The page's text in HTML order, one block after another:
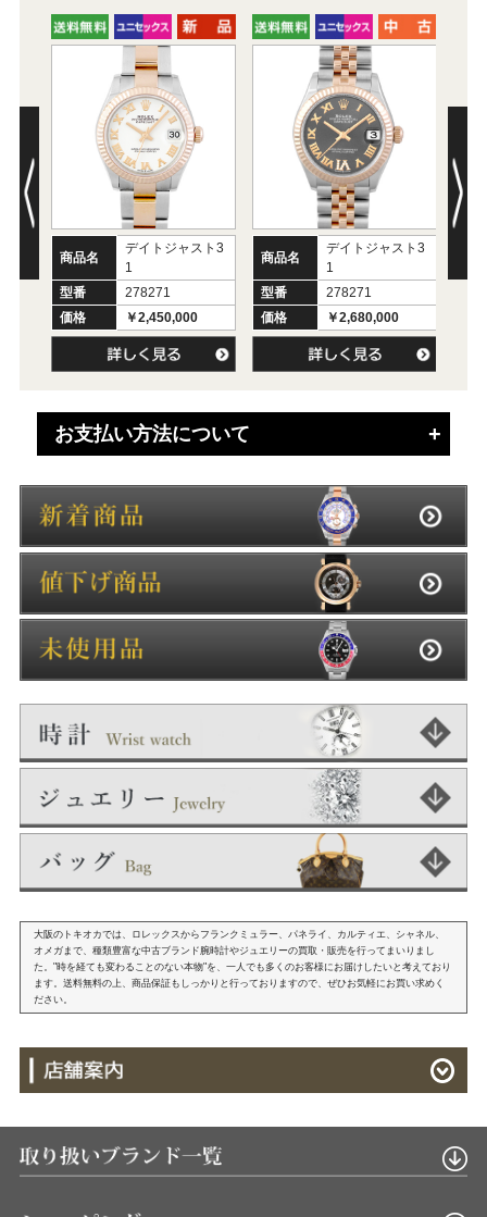
商品名
デイトジャスト3
1
型番
278271
価格
￥2,450,000
商品名
デイトジャスト3
1
型番
278271
価格
￥2,680,000
お支払い方法について
大阪のトキオカでは、ロレックスからフランクミュラー、パネライ、カルティエ、シャネル、
オメガまで、種類豊富な中古ブランド腕時計やジュエリーの買取・販売を行ってまいりまし
た。"時を経ても変わることのない本物"を、一人でも多くのお客様にお届けしたいと考えており
ます。送料無料の上、商品保証もしっかりと行っておりますので、ぜひお気軽にお買い求めく
ださい。